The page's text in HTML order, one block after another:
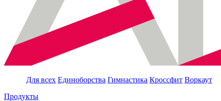
Для всех Единоборства Гимнастика Кроссфит Воркаут
Продукты